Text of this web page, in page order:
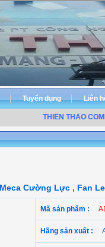
Tuyển dụng Liên
THIÊN THẢO
Cường Lực , Fan
Mã sản phẩm :
Hãng sản xuất :